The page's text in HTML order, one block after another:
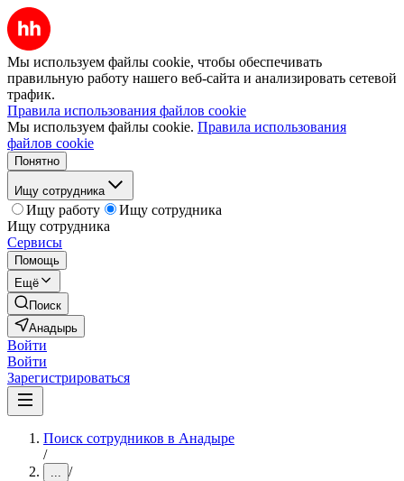
Мы используем файлы cookie, чтобы обеспечивать
правильную работу нашего веб-сайта и анализировать сетевой
трафик.
Правила использования файлов cookie
Мы используем файлы cookie. Правила использования
файлов cookie
Понятно
Ищу сотрудника
Ищу работу
Ищу сотрудника
Ищу сотрудника
Сервисы
Помощь
Ещё
Поиск
Анадырь
Войти
Войти
Зарегистрироваться
Поиск сотрудников в Анадыре
/
... /